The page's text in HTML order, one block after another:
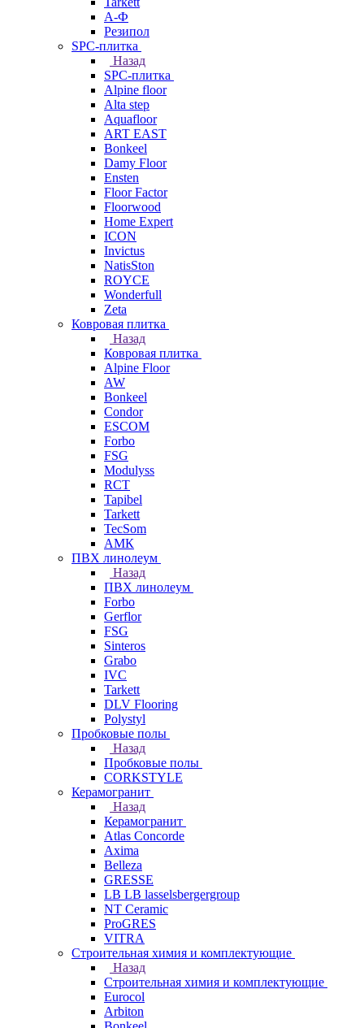
А-Ф
Резипол
SPC-плитка
Назад
SPC-плитка
Alpine floor
Alta step
Aquafloor
ART EAST
Bonkeel
Damy Floor
Ensten
Floor Factor
Floorwood
Home Expert
ICON
Invictus
NatisSton
ROYCE
Wonderfull
Zeta
Ковровая плитка
Назад
Ковровая плитка
Alpine Floor
AW
Bonkeel
Condor
ESCOM
Forbo
FSG
Modulyss
RCT
Tapibel
Tarkett
TecSom
АМК
ПВХ линолеум
Назад
ПВХ линолеум
Forbo
Gerflor
FSG
Sinteros
Grabo
IVC
Tarkett
DLV Flooring
Polystyl
Пробковые полы
Назад
Пробковые полы
CORKSTYLE
Керамогранит
Назад
Керамогранит
Atlas Concorde
Axima
Belleza
GRESSE
LB LB lasselsbergergroup
NT Ceramic
ProGRES
VITRA
Строительная химия и комплектующие
Назад
Строительная химия и комплектующие
Eurocol
Arbiton